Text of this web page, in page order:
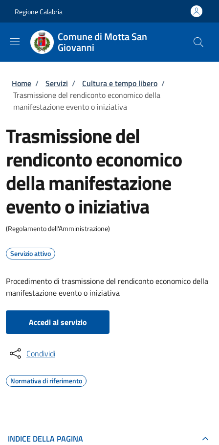
Regione Calabria
Comune di Motta San
Giovanni
Briciole di pane
Home / Servizi / Cultura e tempo libero /
Trasmissione del rendiconto economico della
manifestazione evento o iniziativa
Trasmissione del
rendiconto economico
della manifestazione
evento o iniziativa
(Regolamento dell'Amministrazione)
Servizio attivo
Procedimento di trasmissione del rendiconto economico della
manifestazione evento o iniziativa
Accedi al servizio
Condividi
Normativa di riferimento
INDICE DELLA PAGINA